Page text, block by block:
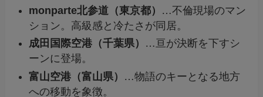
monparte北参道（東京都） …不倫現場のマン
ション。高級感と冷たさが同居。
成田国際空港（千葉県） …亘が決断を下すシ
ーンに登場。
富山空港（富山県） …物語のキーとなる地方
への移動を象徴。